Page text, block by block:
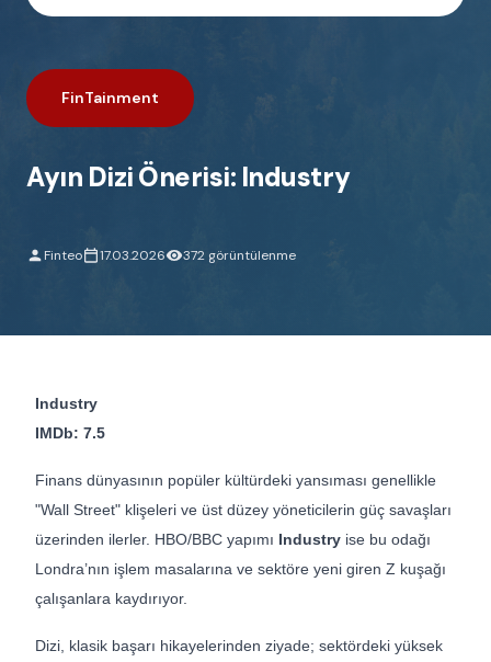
FinTainment
Ayın Dizi Önerisi: Industry
Finteo 17.03.2026 372 görüntülenme
Industry
IMDb: 7.5
Finans dünyasının popüler kültürdeki yansıması genellikle
"Wall Street" klişeleri ve üst düzey yöneticilerin güç savaşları
üzerinden ilerler. HBO/BBC yapımı Industry ise bu odağı
Londra’nın işlem masalarına ve sektöre yeni giren Z kuşağı
çalışanlara kaydırıyor.
Dizi, klasik başarı hikayelerinden ziyade; sektördeki yüksek